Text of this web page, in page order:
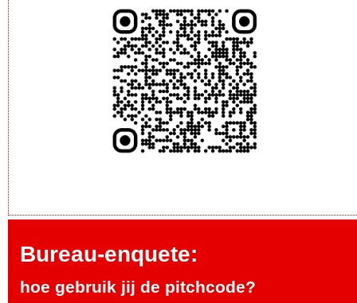
Bureau-enquete:
hoe gebruik jij de pitchcode?